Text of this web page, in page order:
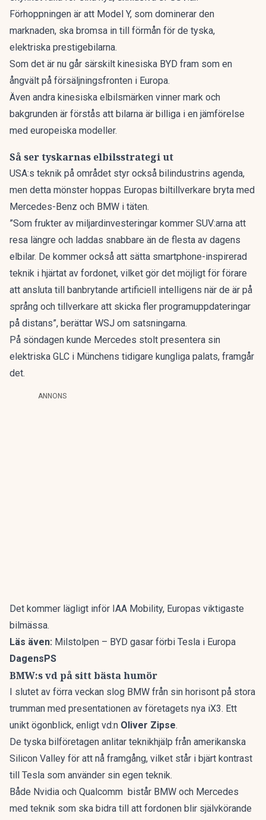
Förhoppningen är att Model Y, som dominerar den
marknaden, ska bromsa in till förmån för de tyska,
elektriska prestigebilarna.
Som det är nu går särskilt kinesiska BYD fram som en
ångvält på försäljningsfronten i Europa.
Även andra kinesiska elbilsmärken vinner mark och
bakgrunden är förstås att bilarna är billiga i en jämförelse
med europeiska modeller.
Så ser tyskarnas elbilsstrategi ut
USA:s teknik på området styr också bilindustrins agenda,
men detta mönster hoppas Europas biltillverkare bryta med
Mercedes-Benz och BMW i täten.
”Som frukter av miljardinvesteringar kommer SUV:arna att
resa längre och laddas snabbare än de flesta av dagens
elbilar. De kommer också att sätta smartphone-inspirerad
teknik i hjärtat av fordonet, vilket gör det möjligt för förare
att ansluta till banbrytande artificiell intelligens när de är på
språng och tillverkare att skicka fler programuppdateringar
på distans”, berättar WSJ om satsningarna.
På söndagen kunde Mercedes stolt presentera sin
elektriska GLC i Münchens tidigare kungliga palats, framgår
det.
ANNONS
Det kommer lägligt inför IAA Mobility, Europas viktigaste
bilmässa.
Läs även: Milstolpen – BYD gasar förbi Tesla i Europa
DagensPS
BMW:s vd på sitt bästa humör
I slutet av förra veckan slog BMW från sin horisont på stora
trumman med presentationen av företagets nya iX3. Ett
unikt ögonblick, enligt vd:n Oliver Zipse.
De tyska bilföretagen anlitar teknikhjälp från amerikanska
Silicon Valley för att nå framgång, vilket står i bjärt kontrast
till Tesla som använder sin egen teknik.
Både Nvidia och Qualcomm bistår BMW och Mercedes
med teknik som ska bidra till att fordonen blir självkörande